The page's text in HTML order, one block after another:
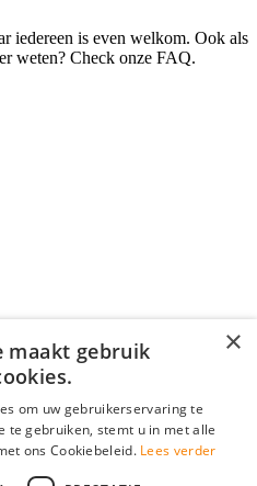
iedereen is even welkom. Ook als
weten? Check onze FAQ.
×
maakt gebruik
om uw gebruikerservaring te
te gebruiken, stemt u in met alle
ons Cookiebeleid. Lees verder